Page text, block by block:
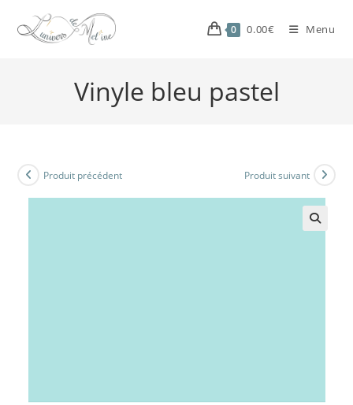
0 0.00€ Menu
Vinyle bleu pastel
Produit précédent Produit suivant